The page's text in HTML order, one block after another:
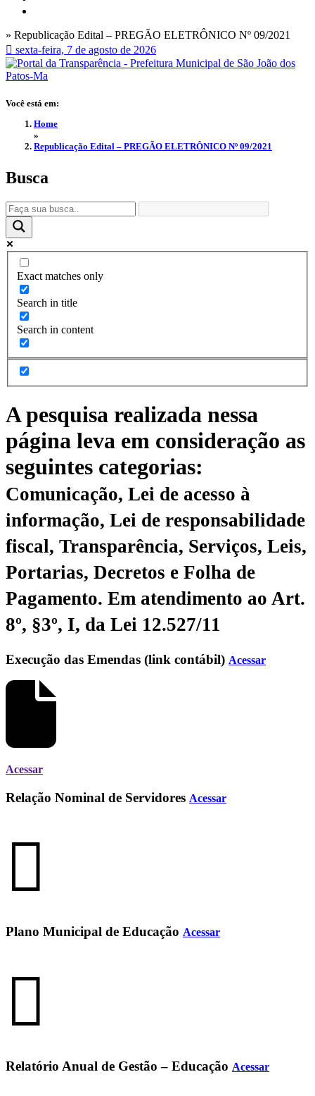
» Republicação Edital – PREGÃO ELETRÔNICO Nº 09/2021
sexta-feira, 7 de agosto de 2026
Você está em:
Home
»
Republicação Edital – PREGÃO ELETRÔNICO Nº 09/2021
Busca
Exact matches only
Search in title
Search in content
A pesquisa realizada nessa
página leva em consideração as
seguintes categorias:
Comunicação, Lei de acesso à
informação, Lei de responsabilidade
fiscal, Transparência, Serviços, Leis,
Portarias, Decretos e Folha de
Pagamento. Em atendimento ao Art.
8º, §3º, I, da Lei 12.527/11
Execução das Emendas (link contábil) Acessar
Acessar
Relação Nominal de Servidores Acessar
Plano Municipal de Educação Acessar
Relatório Anual de Gestão – Educação Acessar